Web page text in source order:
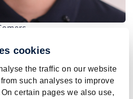
cookies
the traffic on our website
such analyses to improve
certain pages we also use,
aan dit